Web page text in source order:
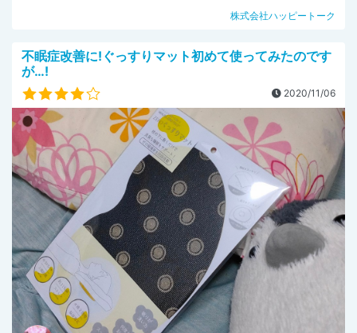
株式会社ハッピートーク
不眠症改善に!ぐっすりマット初めて使ってみたのです
が…!
2020/11/06